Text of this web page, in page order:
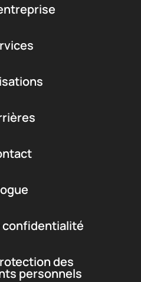
confidentialité
des
personnels